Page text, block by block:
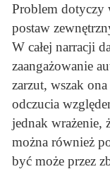
Problem dotyczy
postaw
W całej narracji
zaangażowanie
zarzut, wszak
odczucia
jednak wrażenie,
można również
być może przez